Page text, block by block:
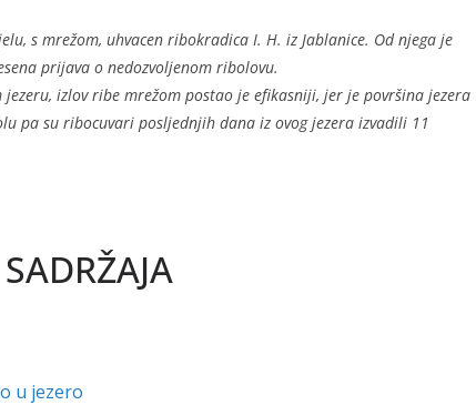
s mrežom, uhvacen ribokradica I. H. iz Jablanice. Od njega je
prijava o nedozvoljenom ribolovu.
izlov ribe mrežom postao je efikasniji, jer je površina jezera
pa su ribocuvari posljednjih dana iz ovog jezera izvadili 11
u jezero